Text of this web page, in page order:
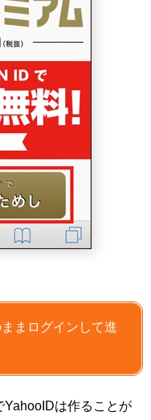
まログインして進
YahooIDは作ることが